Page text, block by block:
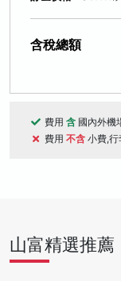
含稅總額
費用 含 國內外機
費用 不含 小費,
山富精選推薦